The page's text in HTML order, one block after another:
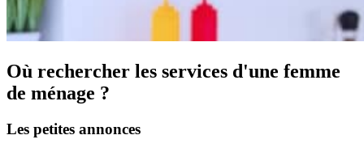
Où rechercher les services d'une femme
de ménage ?
Les petites annonces